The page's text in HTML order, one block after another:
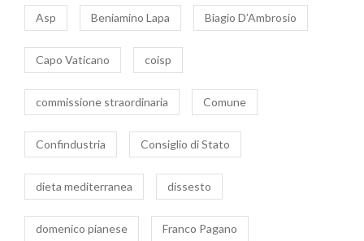
Asp Beniamino Lapa Biagio D’Ambrosio
Capo Vaticano coisp
commissione straordinaria Comune
Confindustria Consiglio di Stato
dieta mediterranea dissesto
domenico pianese Franco Pagano